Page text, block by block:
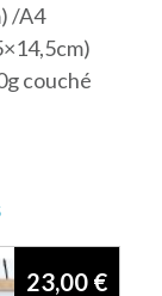
/A4
couché
23,00 €